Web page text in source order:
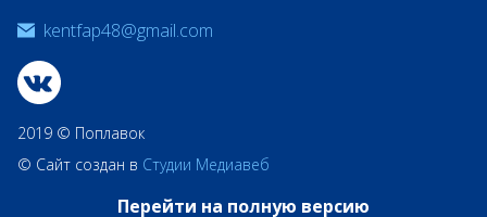
kentfap48@gmail.com
2019 © Поплавок
© Сайт создан в Студии Медиавеб
Перейти на полную версию